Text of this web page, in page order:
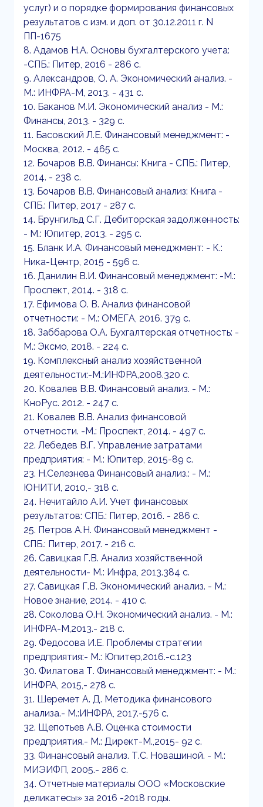
услуг) и о порядке формирования финансовых
результатов с изм. и доп. от 30.12.2011 г. N
ПП-1675
8. Адамов Н.А. Основы бухгалтерского учета:
-СПБ.: Питер, 2016 - 286 с.
9. Александров, О. А. Экономический анализ. -
М.: ИНФРА-М, 2013. - 431 с.
10. Баканов М.И. Экономический анализ - М.:
Финансы, 2013. - 329 с.
11. Басовский Л.Е. Финансовый менеджмент: -
Москва, 2012. - 465 с.
12. Бочаров В.В. Финансы: Книга - СПБ.: Питер,
2014. - 238 с.
13. Бочаров В.В. Финансовый анализ: Книга -
СПБ.: Питер, 2017 - 287 с.
14. Брунгильд С.Г. Дебиторская задолженность:
- М.: Юпитер, 2013. - 295 с.
15. Бланк И.А. Финансовый менеджмент: - К.:
Ника-Центр, 2015 - 596 с.
16. Данилин В.И. Финансовый менеджмент: -М.:
Проспект, 2014. - 318 с.
17. Ефимова О. В. Анализ финансовой
отчетности: - М.: ОМЕГА, 2016. 379 с.
18. Заббарова О.А. Бухгалтерская отчетность: -
М.: Эксмо, 2018. - 224 с.
19. Комплексный анализ хозяйственной
деятельности:-М.:ИНФРА,2008.320 с.
20. Ковалев В.В. Финансовый анализ. - М.:
КноРус. 2012. - 247 с.
21. Ковалев В.В. Анализ финансовой
отчетности. -М.: Проспект, 2014. - 497 с.
22. Лебедев В.Г. Управление затратами
предприятия: - М.: Юпитер, 2015-89 с.
23. Н.Селезнева Финансовый анализ.: - М.:
ЮНИТИ, 2010,- 318 с.
24. Нечитайло А.И. Учет финансовых
результатов: СПБ.: Питер, 2016. - 286 с.
25. Петров А.Н. Финансовый менеджмент -
СПБ.: Питер, 2017. - 216 с.
26. Савицкая Г.В. Анализ хозяйственной
деятельности- М.: Инфра, 2013.384 с.
27. Савицкая Г.В. Экономический анализ. - М.:
Новое знание, 2014. - 410 с.
28. Соколова О.Н. Экономический анализ. - М.:
ИНФРА-М,2013.- 218 с.
29. Федосова И.Е. Проблемы стратегии
предприятия:- М.: Юпитер,2016.-с.123
30. Филатова Т. Финансовый менеджмент: - М.:
ИНФРА, 2015,- 278 с.
31. Шеремет А. Д. Методика финансового
анализа.- М.:ИНФРА, 2017.-576 с.
32. Щепотьев А.В. Оценка стоимости
предприятия.- М.: Директ-М.,2015- 92 с.
33. Финансовый анализ. Т.С. Новашиной. - М.:
МИЭИФП, 2005.- 286 с.
34. Отчетные материалы OOО «Московские
деликатесы» за 2016 -2018 годы.